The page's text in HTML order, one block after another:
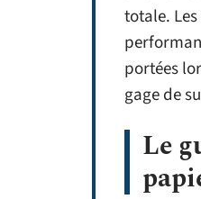
totale.
portées
gage de
Le